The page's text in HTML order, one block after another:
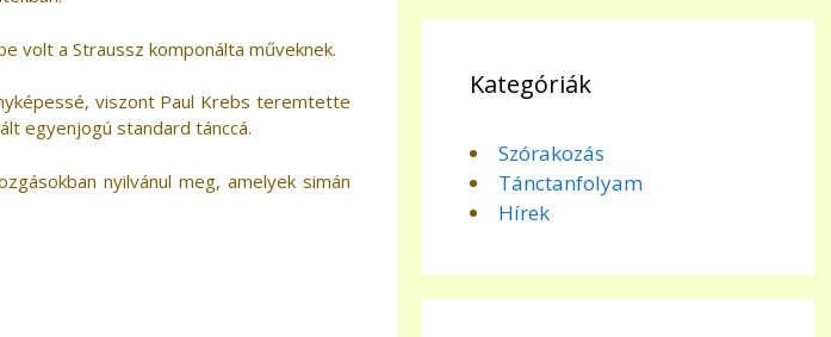
volt a Straussz komponálta műveknek.
viszont Paul Krebs teremtette
egyenjogú standard tánccá.
nyilvánul meg, amelyek simán
Kategóriák
Szórakozás
Tánctanfolyam
Hírek